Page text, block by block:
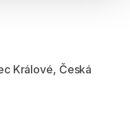
Králové, Česká